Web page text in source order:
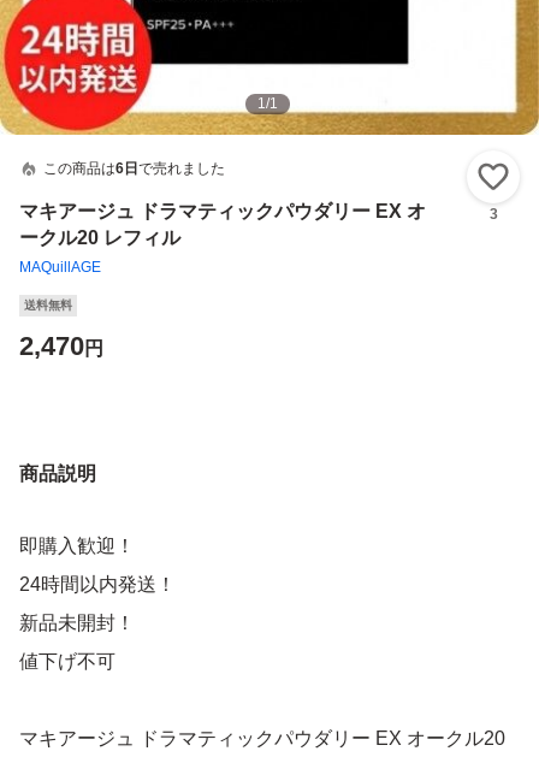
1/1
この商品は6日 で売れました
マキアージュ ドラマティックパウダリー EX オ
ークル20 レフィル
MAQuillAGE
3
送料無料
2,470円
商品説明
即購入歓迎！
24時間以内発送！
新品未開封！
値下げ不可
マキアージュ ドラマティックパウダリー EX オークル20